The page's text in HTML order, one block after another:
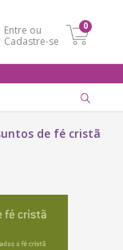
Entre ou
Cadastre-se
0
de fé cristã